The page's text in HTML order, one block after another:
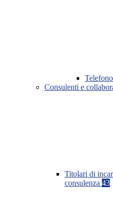
Consulenti e
Titolari di
consulenza 43